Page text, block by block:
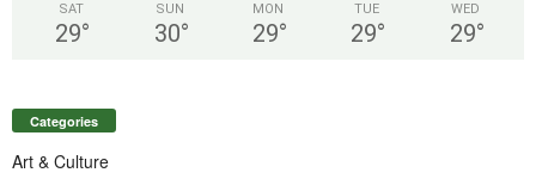
SAT
29°
SUN
30°
MON
29°
TUE
29°
WED
29°
Categories
Art & Culture